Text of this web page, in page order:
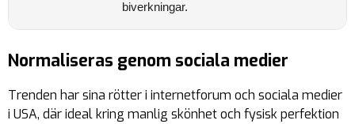
biverkningar.
Normaliseras genom sociala medier
Trenden har sina rötter i internetforum och sociala medier
i USA, där ideal kring manlig skönhet och fysisk perfektion